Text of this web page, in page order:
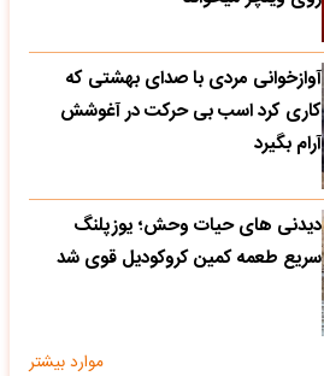
آوازخوانی مردی با صدای بهشتی که
کاری کرد اسب بی حرکت در آغوشش
آرام بگیرد
دیدنی های حیات وحش؛ یوزپلنگ
سریع طعمه کمین کروکودیل قوی شد
موارد بیشتر